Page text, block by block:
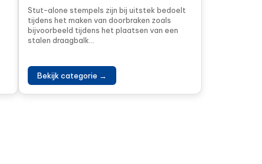
Stut-alone stempels zijn bij uitstek bedoelt
tijdens het maken van doorbraken zoals
bijvoorbeeld tijdens het plaatsen van een
stalen draagbalk...
Bekijk categorie →